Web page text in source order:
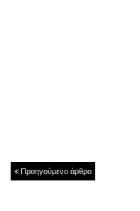
Προηγούμενο άρθρο